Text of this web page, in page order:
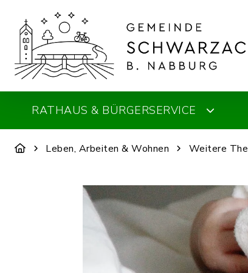
RATHAUS & BÜRGERSERVICE
Leben, Arbeiten & Wohnen Weitere